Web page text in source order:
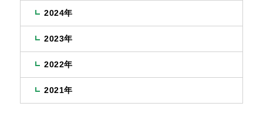
2024年
2023年
2022年
2021年